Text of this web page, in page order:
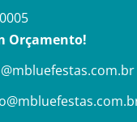
Orçamento!